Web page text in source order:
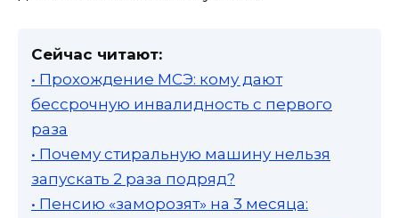
Сейчас читают:
• Прохождение МСЭ: кому дают
бессрочную инвалидность с первого
раза
• Почему стиральную машину нельзя
запускать 2 раза подряд?
• Пенсию «заморозят» на 3 месяца: